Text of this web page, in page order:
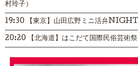
村玲子）
19:30 【東京】山田広野ミニ活弁NIGHT
20:20 【北海道】はこだて国際民俗芸術祭